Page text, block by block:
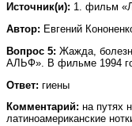
Источник(и): 1. фильм
Автор: Евгений
Вопрос 5: Жажда,
АЛЬФ». В фильме 1994
Ответ: гиены
Комментарий: на путях
латиноамериканские